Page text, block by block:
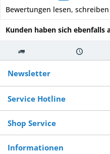
Bewertungen lesen,
Kunden haben sich ebenfalls
Kostenloser
Versand ab €
250,-
Versand innerhalb
Newsletter
Service Hotline
Shop Service
Informationen